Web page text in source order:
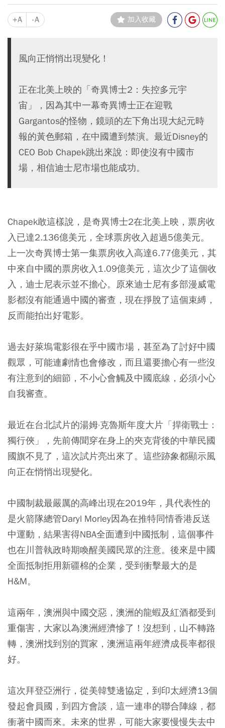
+A -A 加入收藏
風向正悄悄出現變化！
正在北美上映的「奇異博士2：失控多元宇
宙」，因為其中一幕奇異博士正在迎戰
Gargantos的怪物，鏡頭的左下角出現大紀元時
報的黃色郵箱，在中國遭到禁演。最近Disney的
CEO Bob Chapek跳出來說：即使沒有中國市
場，相信迪士尼市場也能成功。
Chapek敢這樣說，是奇異博士2在北美上映，票房收
入已達2.136億美元，全球票房收入超過5億美元。
上一次奇異博士第一集票房收入高達6.77億美元，其
中來自中國的票房收入1.09億美元，這次少了這個收
入，迪士尼表示並不擔心。原來迪士尼有多部漫威電
影都沒有能通過中國的審查，現在掙脫了這個束縛，
反而能拍出好電影。
過去好萊塢電影很在乎中國市場，甚至為了討好中國
觀眾，可能連劇情也會修改，而且還要擔心有一些沒
有注意到的細節，不小心會觸及中國底線，必須小心
自我審查。
最近在台北試片的湯姆·克魯斯年度大片「捍衛戰士：
獨行俠」，先前傳聞穿在身上的夾克背後的中華民國
國旗不見了，這次試片亮出來了。這些跡象都顯示風
向正在悄悄出現變化。
中國制裁最嚴厲的高峰出現在2019年，具代表性的
是火箭隊總管Daryl Morley因為在推特同情香港反送
中運動，結果害得NBA全面遭到中國抵制，這個事件
也在川普執政時期喚醒美國民眾的注意。後來是中國
全面抵制拒用新疆棉的企業，受到衝擊最大的是
H&M。
這兩年，澳洲與中國交惡，澳洲的龍蝦及紅酒都受到
重傷害，大家以為澳洲經濟慘了！沒想到，山不轉路
轉，澳洲找到別的買家，澳洲這兩年經濟成長率都很
好。
這次拜登亞洲行，從美韓雙邊協定，到印太經濟13個
發起會員國，到四方會談，這一連串的聯合陣線，都
衝著中國而來。未來的世界，可能大家要慢慢失去中